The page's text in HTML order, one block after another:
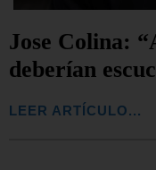
Jose Colina:
deberían
LEER ARTÍCULO...